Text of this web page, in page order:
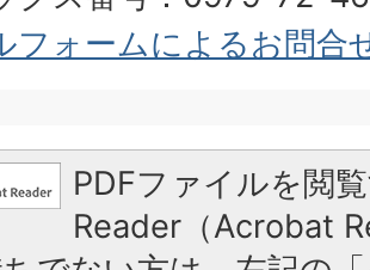
フォームによるお問合
PDFファイルを閲
Reader（Acrobat